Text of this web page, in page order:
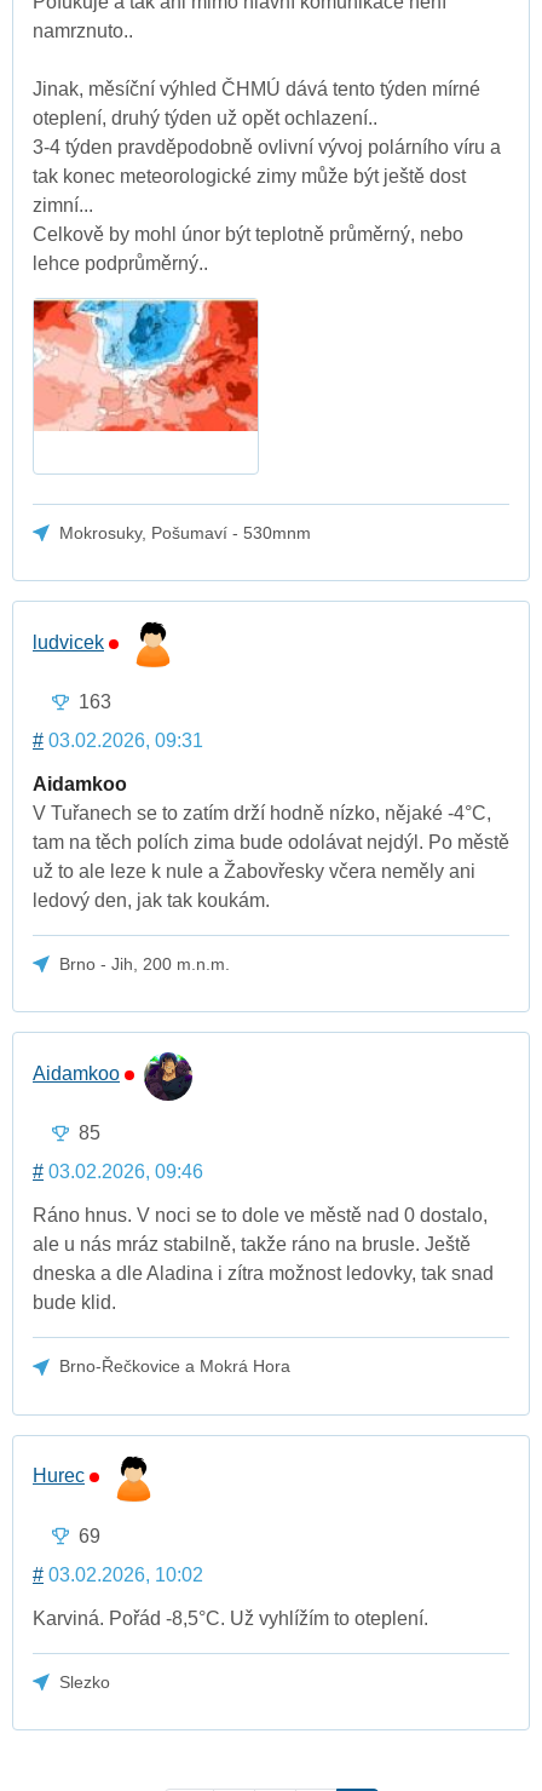
namrznuto..
Jinak, měsíční výhled ČHMÚ dává tento týden mírné
oteplení, druhý týden už opět ochlazení..
3-4 týden pravděpodobně ovlivní vývoj polárního víru a
tak konec meteorologické zimy může být ještě dost
zimní...
Celkově by mohl únor být teplotně průměrný, nebo
lehce podprůměrný..
Mokrosuky, Pošumaví - 530mnm
ludvicek
163
# 03.02.2026, 09:31
Aidamkoo
V Tuřanech se to zatím drží hodně nízko, nějaké -4°C,
tam na těch polích zima bude odolávat nejdýl. Po městě
už to ale leze k nule a Žabovřesky včera neměly ani
ledový den, jak tak koukám.
Brno - Jih, 200 m.n.m.
Aidamkoo
85
# 03.02.2026, 09:46
Ráno hnus. V noci se to dole ve městě nad 0 dostalo,
ale u nás mráz stabilně, takže ráno na brusle. Ještě
dneska a dle Aladina i zítra možnost ledovky, tak snad
bude klid.
Brno-Řečkovice a Mokrá Hora
Hurec
69
# 03.02.2026, 10:02
Karviná. Pořád -8,5°C. Už vyhlížím to oteplení.
Slezko